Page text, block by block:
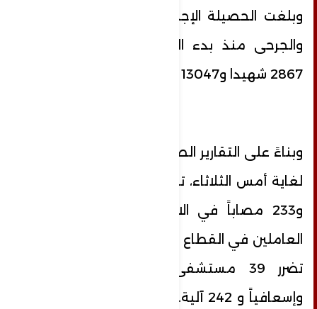
وبلغت الحصيلة الإجمالية لعدد الشهداء
والجرحى منذ بدء العدوان حتى أمس
2867 شهيدا و13047 جريحا.
وبناءً على التقارير الصادرة عن وزارة الصحة
و233 مصاباً في الاعتداءات التي طالت
العاملين في القطاع الصحي، بالإضافة إلى
وإسعافياً و 242 آلية. وبحسب الوزارة، فإنه